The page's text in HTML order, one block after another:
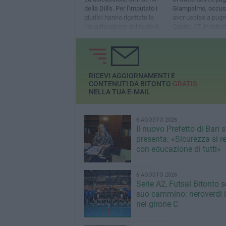
della Dill's. Per l'imputato i
giudici hanno rigettato la
preterintenzionale
Giampalmo,
aver ucciso a
RICEVI AGGIORNAMENTI E
CONTENUTI DA BITONTO GRATIS
NELLA TUA E-MAIL
6 AGOSTO 2026
Il nuovo Prefetto di Bari
presenta: «Sicurezza si
con educazione di tutti»
6 AGOSTO 2026
Serie A2, Futsal Bitonto
suo cammino: neroverdi
nel girone C